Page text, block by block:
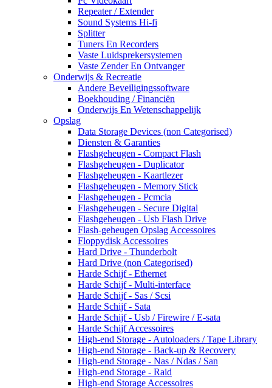
Repeater / Extender
Sound Systems Hi-fi
Splitter
Tuners En Recorders
Vaste Luidsprekersystemen
Vaste Zender En Ontvanger
Onderwijs & Recreatie
Andere Beveiligingssoftware
Boekhouding / Financiën
Onderwijs En Wetenschappelijk
Opslag
Data Storage Devices (non Categorised)
Diensten & Garanties
Flashgeheugen - Compact Flash
Flashgeheugen - Duplicator
Flashgeheugen - Kaartlezer
Flashgeheugen - Memory Stick
Flashgeheugen - Pcmcia
Flashgeheugen - Secure Digital
Flashgeheugen - Usb Flash Drive
Flash-geheugen Opslag Accessoires
Floppydisk Accessoires
Hard Drive - Thunderbolt
Hard Drive (non Categorised)
Harde Schijf - Ethernet
Harde Schijf - Multi-interface
Harde Schijf - Sas / Scsi
Harde Schijf - Sata
Harde Schijf - Usb / Firewire / E-sata
Harde Schijf Accessoires
High-end Storage - Autoloaders / Tape Library
High-end Storage - Back-up & Recovery
High-end Storage - Nas / Ndas / San
High-end Storage - Raid
High-end Storage Accessoires